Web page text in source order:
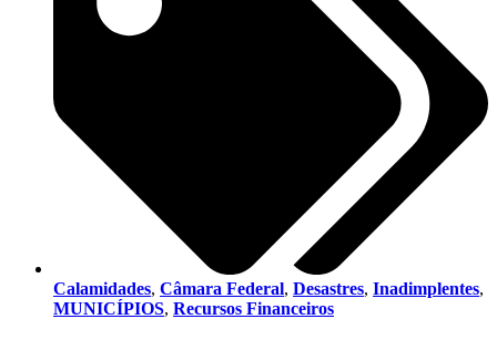
Calamidades, Câmara Federal, Desastres, Inadimplentes,
MUNICÍPIOS, Recursos Financeiros